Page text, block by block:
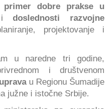
primer dobre prakse u
doslednosti razvojne
projektovanje i
u naredne tri godine,
i društvenom
u Regionu Šumadije
južne i istočne Srbije.